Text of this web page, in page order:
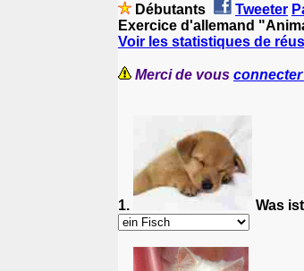
Débutants Tweeter
Exercice d'allemand
Voir les statistiques de
Merci de vous
1. Was